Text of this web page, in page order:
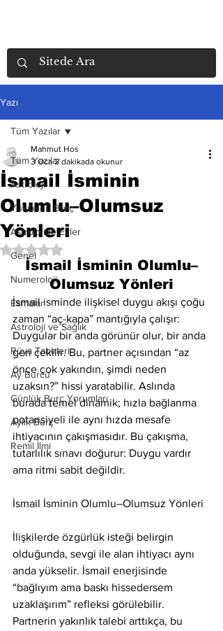
Yazı
Tüm Yazılar
Astroloji
Yükselen Burç
Astrolojide Evler
Genel
Numeroloji
Esmalar
Astroloji ve Sağlık
Rüya Tabirleri
Ay Burcu
Günlük Burç Yorumları
Aylık Burç
Remil İlmi
Tüm Yazılar
İsmail İsminin
Olumlu–Olumsuz
Yönleri
Mahmut Hos
3 Oca 2 dakikada okunur
5 üzerinden NaN yıldız
İsmail İsminin Olumlu–
Olumsuz Yönleri
İsmail isminde ilişkisel duygu akışı çoğu
zaman “aç-kapa” mantığıyla çalışır:
Duygular bir anda görünür olur, bir anda
geri çekilir. Bu, partner açısından “az
önce çok yakındın, şimdi neden
uzaksın?” hissi yaratabilir. Aslında
burada temel dinamik; hızla bağlanma
potansiyeli ile aynı hızda mesafe
ihtiyacının çakışmasıdır. Bu çakışma,
tutarlılık sınavı doğurur: Duygu vardır
ama ritmi sabit değildir.
İsmail İsminin Olumlu–Olumsuz Yönleri
İlişkilerde özgürlük isteği belirgin
olduğunda, sevgi ile alan ihtiyacı aynı
anda yükselir. İsmail enerjisinde
“bağlıyım ama baskı hissedersem
uzaklaşırım” refleksi görülebilir.
Partnerin yakınlık talebi arttıkça, bu